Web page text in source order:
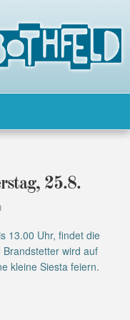
25.8.
13.00 Uhr, findet die
wird auf
kleine Siesta feiern.